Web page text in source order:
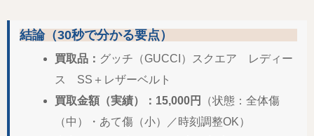
結論（30秒で分かる要点）
買取品： グッチ（GUCCI）スクエア レディー
ス SS＋レザーベルト
買取金額（実績）：15,000円
（状態：全体傷
（中）・あて傷（小）／時刻調整OK）